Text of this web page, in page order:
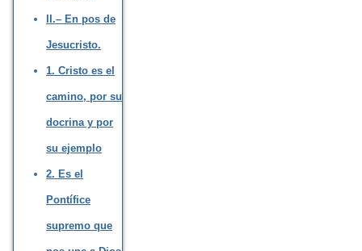
II.– En pos de
Jesucristo.
1. Cristo es el
camino, por su
docrina y por
su ejemplo
2. Es el
Pontífice
supremo que